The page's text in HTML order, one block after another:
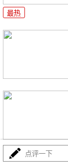
最热
点评一下